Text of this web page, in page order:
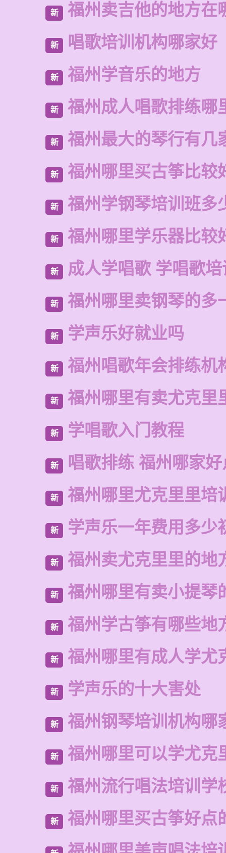
新 福州卖吉他的地方在
新 唱歌培训机构哪家好
新 福州学音乐的地方
新 福州成人唱歌排练哪
新 福州最大的琴行有几
新 福州哪里买古筝比较
新 福州学钢琴培训班多
新 福州哪里学乐器比较
新 成人学唱歌 学唱歌
新 福州哪里卖钢琴的多
新 学声乐好就业吗
新 福州唱歌年会排练机
新 福州哪里有卖尤克里
新 学唱歌入门教程
新 唱歌排练 福州哪家
新 福州哪里尤克里里培
新 学声乐一年费用多少
新 福州卖尤克里里的地
新 福州哪里有卖小提琴
新 福州学古筝有哪些地
新 福州哪里有成人学尤
新 学声乐的十大害处
新 福州钢琴培训机构哪
新 福州哪里可以学尤克
新 福州流行唱法培训学
新 福州哪里买古筝好点